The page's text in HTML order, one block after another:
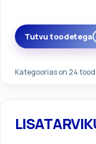
Kategoorias on 24
Tutvu toodetega